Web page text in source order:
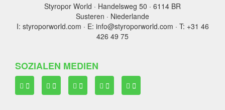
Styropor World · Handelsweg 50 · 6114 BR
Susteren · Niederlande
I: styroporworld.com · E: info@styroporworld.com · T: +31 46
426 49 75
SOZIALEN MEDIEN